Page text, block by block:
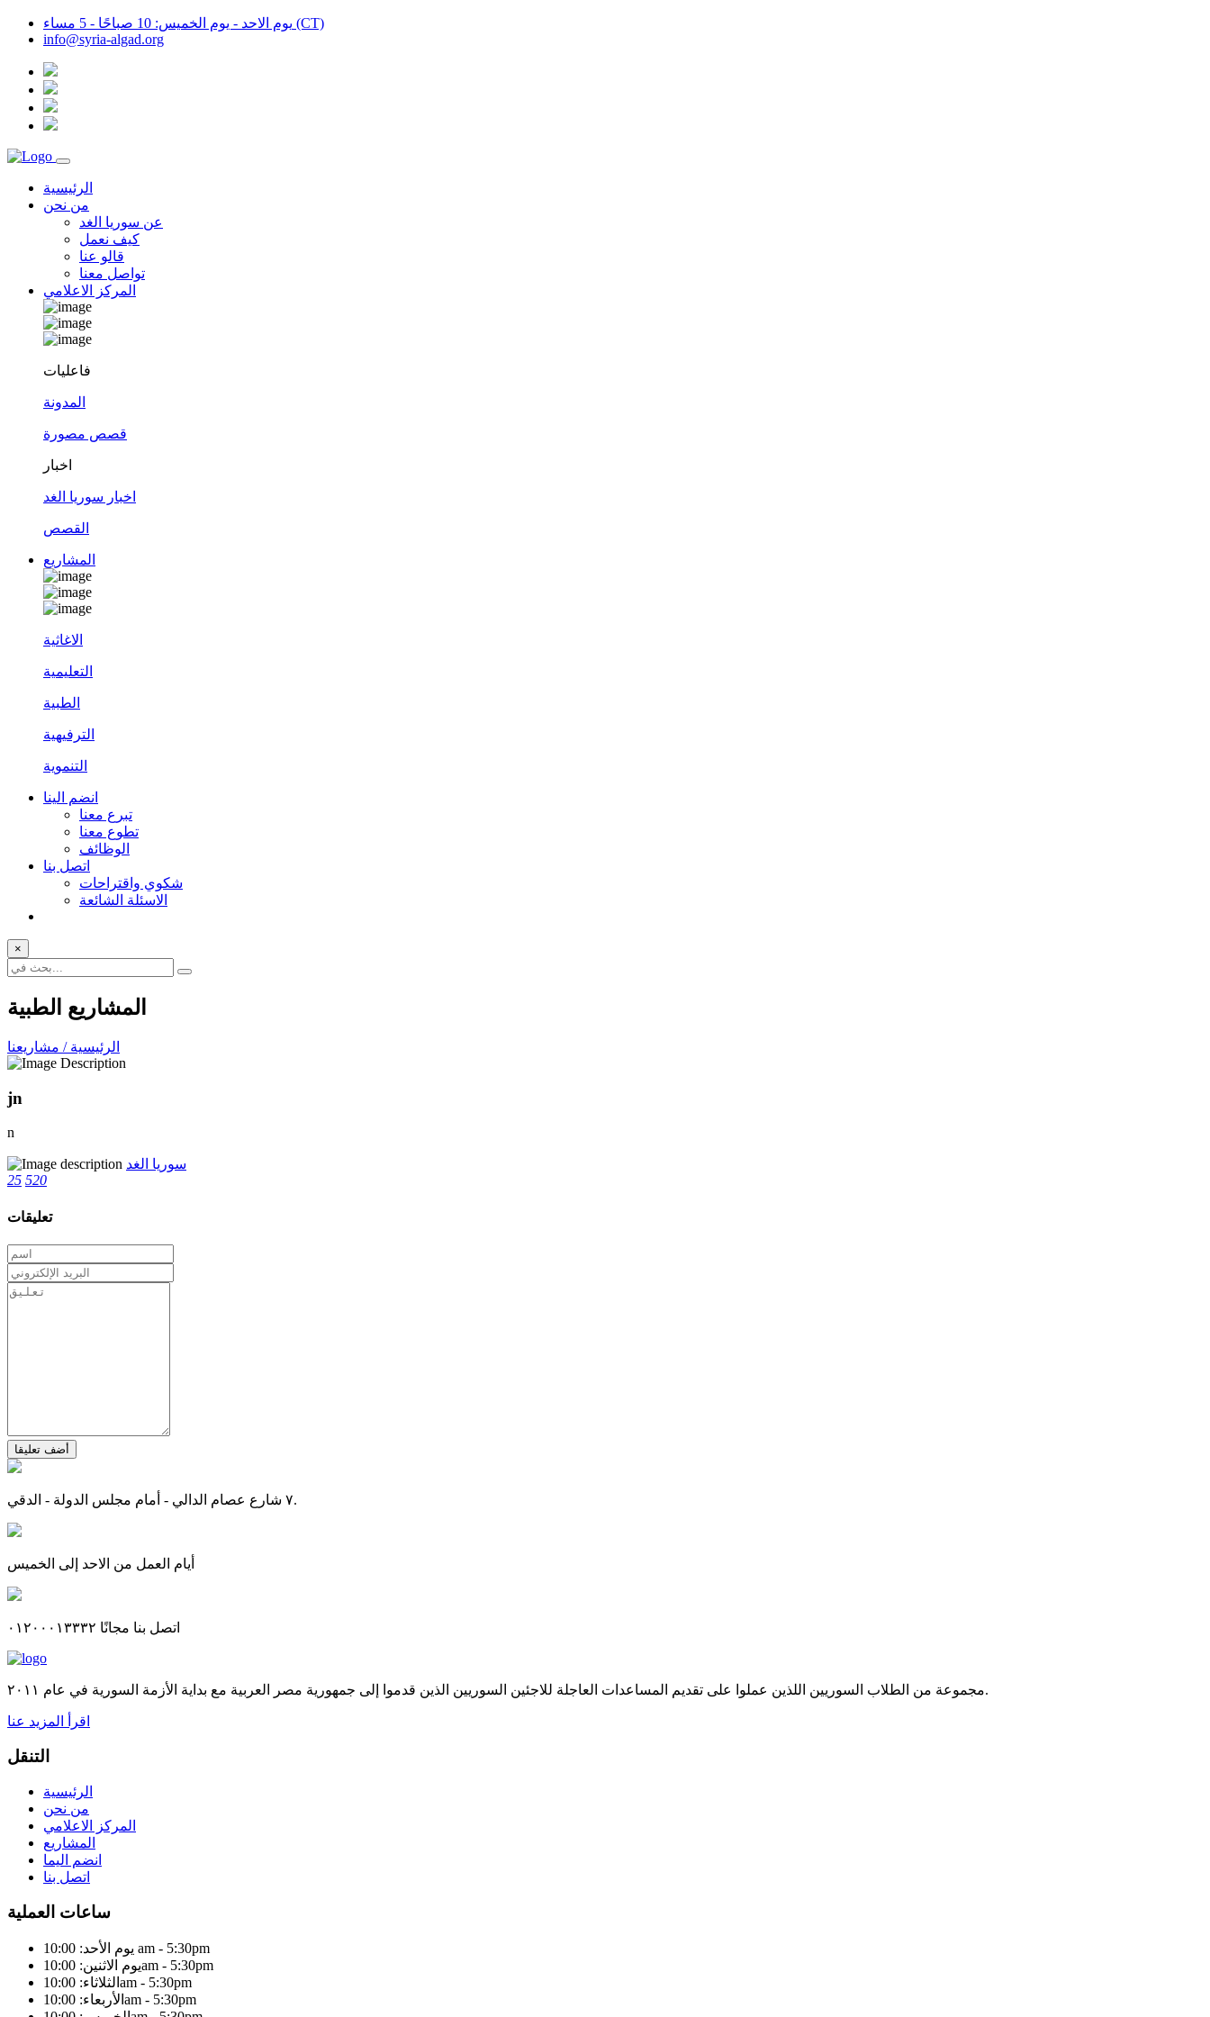
يوم الاحد - يوم الخميس: 10 صباحًا - 5 مساء (CT)
info@syria-algad.org
الرئيسية
من نحن
عن سوريا الغد
كيف نعمل
قالو عنا
تواصل معنا
المركز الاعلامي
فاعليات
المدونة
قصص مصورة
اخبار
اخبار سوريا الغد
القصص
المشاريع
الاغاثية
التعليمية
الطبية
الترفيهية
التنموية
انضم الينا
تبرع معنا
تطوع معنا
الوظائف
اتصل بنا
شكوي واقتراحات
الاسئلة الشائعة
×
المشاريع الطبية
الرئيسية / مشاريعنا
jn
n
سوريا الغد
25 520
تعليقات
أضف تعليقا
٧ شارع عصام الدالي - أمام مجلس الدولة - الدقي.
أيام العمل من الاحد إلى الخميس
اتصل بنا مجانًا ٠١٢٠٠٠١٣٣٣٢
مجموعة من الطلاب السوريين اللذين عملوا على تقديم المساعدات العاجلة للاجئين السوريين الذين قدموا إلى جمهورية مصر العربية مع بداية الأزمة السورية في عام ٢٠١١.
اقرأ المزيد عنا
التنقل
الرئيسية
من نحن
المركز الاعلامي
المشاريع
انضم اليما
اتصل بنا
ساعات العملية
يوم الأحد: 10:00 am - 5:30pm
يوم الاثنين: 10:00am - 5:30pm
الثلاثاء: 10:00am - 5:30pm
الأربعاء: 10:00am - 5:30pm